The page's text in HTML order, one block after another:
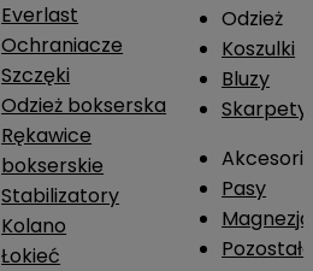
Everlast
Ochraniacze
Szczęki
Odzież bokserska
Rękawice
bokserskie
Stabilizatory
Kolano
Łokieć
Odzież
Koszulki
Bluzy
Skarpety
Pasy
Magnezja